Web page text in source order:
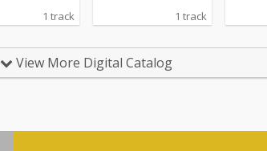
1 track 1 track
View More Digital Catalog